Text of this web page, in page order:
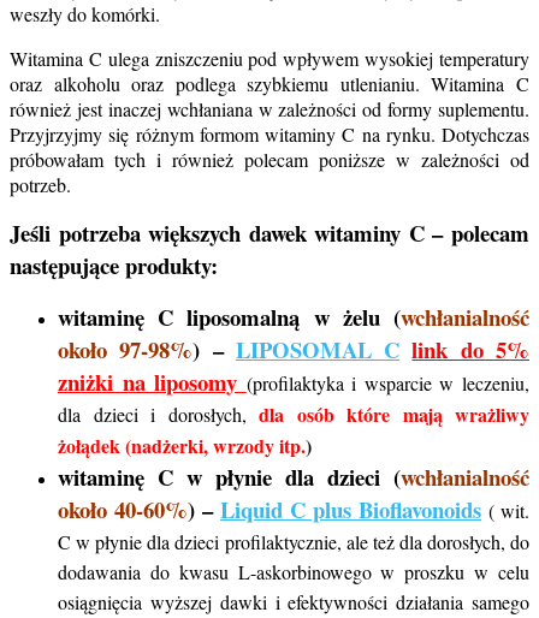
weszły do komórki.
Witamina C ulega zniszczeniu pod wpływem wysokiej temperatury
oraz alkoholu oraz podlega szybkiemu utlenianiu. Witamina C
również jest inaczej wchłaniana w zależności od formy suplementu.
Przyjrzyjmy się różnym formom witaminy C na rynku. Dotychczas
próbowałam tych i również polecam poniższe w zależności od
potrzeb.
Jeśli potrzeba większych dawek witaminy C – polecam
następujące produkty:
witaminę C liposomalną w żelu (wchłanialność
około 97-98%) – LIPOSOMAL C link do 5%
zniżki na liposomy (profilaktyka i wsparcie w leczeniu,
dla dzieci i dorosłych, dla osób które mają wrażliwy
żołądek (nadżerki, wrzody itp.)
witaminę C w płynie dla dzieci (wchłanialność
około 40-60%) –Liquid C plus Bioflavonoids ( wit.
C w płynie dla dzieci profilaktycznie, ale też dla dorosłych, do
dodawania do kwasu L-askorbinowego w proszku w celu
osiągnięcia wyższej dawki i efektywności działania samego